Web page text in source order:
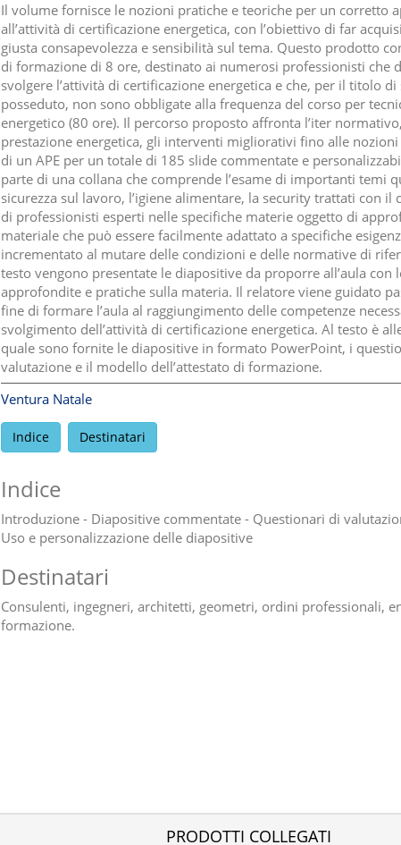
Il volume fornisce le nozioni pratiche e teoriche per un corretto
all’attività di certificazione energetica, con l’obiettivo di far
giusta consapevolezza e sensibilità sul tema. Questo prodotto
di formazione di 8 ore, destinato ai numerosi professionisti che
svolgere l’attività di certificazione energetica e che, per il titolo di
posseduto, non sono obbligate alla frequenza del corso per
energetico (80 ore). Il percorso proposto affronta l’iter
prestazione energetica, gli interventi migliorativi fino alle
di un APE per un totale di 185 slide commentate e
parte di una collana che comprende l’esame di importanti temi
sicurezza sul lavoro, l’igiene alimentare, la security trattati con il
di professionisti esperti nelle specifiche materie oggetto di
materiale che può essere facilmente adattato a specifiche
incrementato al mutare delle condizioni e delle normative di
testo vengono presentate le diapositive da proporre all’aula con
approfondite e pratiche sulla materia. Il relatore viene guidato
fine di formare l’aula al raggiungimento delle competenze
svolgimento dell’attività di certificazione energetica. Al testo è
quale sono fornite le diapositive in formato PowerPoint, i
valutazione e il modello dell’attestato di formazione.
Ventura Natale
Indice Destinatari
Indice
Introduzione - Diapositive commentate - Questionari di
Uso e personalizzazione delle diapositive
Destinatari
Consulenti, ingegneri, architetti, geometri, ordini professionali,
formazione.
PRODOTTI COLLEGATI